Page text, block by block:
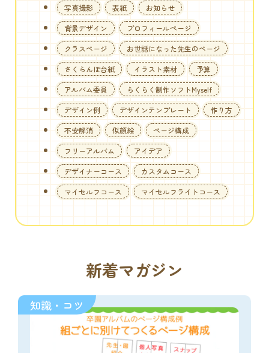
写真撮影
表紙
お知らせ
背景デザイン
プロフィールページ
クラスページ
お世話になった先生のページ
さくらんぼ台紙
イラスト素材
予算
アルバム委員
らくらく制作ソフトMyself
デザイン例
デザインテンプレート
作り方
不安解消
似顔絵
ページ構成
フリーアルバム
アイデア
デザイナーコース
カスタムコース
マイセルフコース
マイセルフライトコース
新着マガジン
知識・コツ